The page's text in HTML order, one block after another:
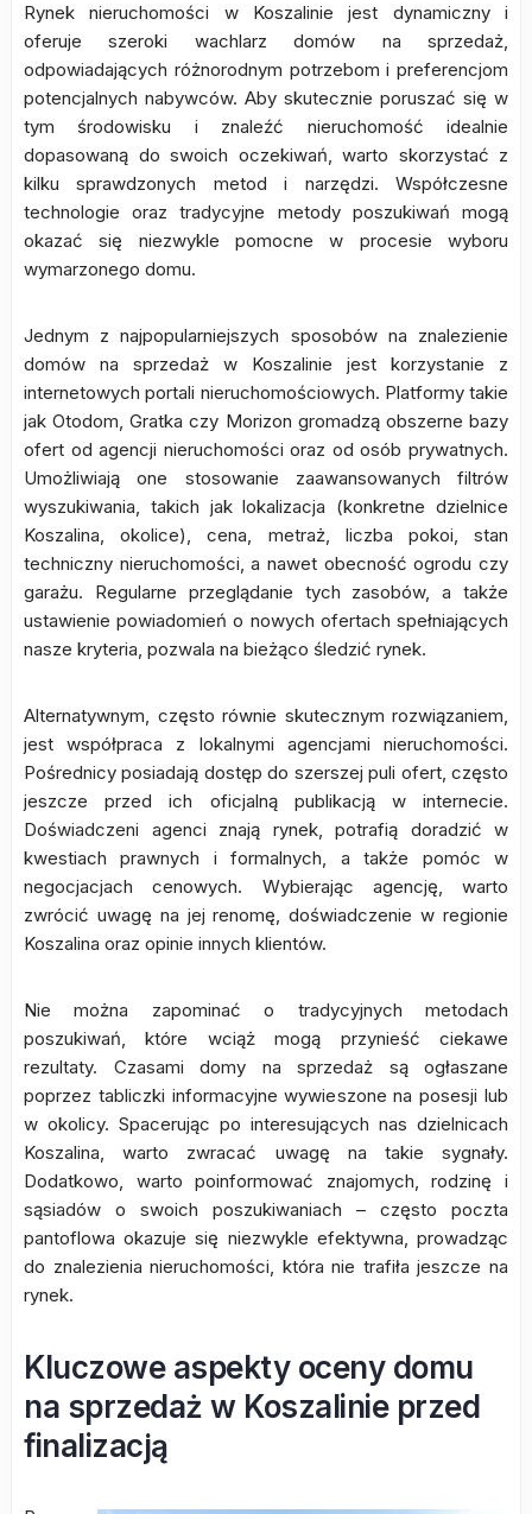
Rynek nieruchomości w Koszalinie jest dynamiczny i
oferuje szeroki wachlarz domów na sprzedaż,
odpowiadających różnorodnym potrzebom i preferencjom
potencjalnych nabywców. Aby skutecznie poruszać się w
tym środowisku i znaleźć nieruchomość idealnie
dopasowaną do swoich oczekiwań, warto skorzystać z
kilku sprawdzonych metod i narzędzi. Współczesne
technologie oraz tradycyjne metody poszukiwań mogą
okazać się niezwykle pomocne w procesie wyboru
wymarzonego domu.
Jednym z najpopularniejszych sposobów na znalezienie
domów na sprzedaż w Koszalinie jest korzystanie z
internetowych portali nieruchomościowych. Platformy takie
jak Otodom, Gratka czy Morizon gromadzą obszerne bazy
ofert od agencji nieruchomości oraz od osób prywatnych.
Umożliwiają one stosowanie zaawansowanych filtrów
wyszukiwania, takich jak lokalizacja (konkretne dzielnice
Koszalina, okolice), cena, metraż, liczba pokoi, stan
techniczny nieruchomości, a nawet obecność ogrodu czy
garażu. Regularne przeglądanie tych zasobów, a także
ustawienie powiadomień o nowych ofertach spełniających
nasze kryteria, pozwala na bieżąco śledzić rynek.
Alternatywnym, często równie skutecznym rozwiązaniem,
jest współpraca z lokalnymi agencjami nieruchomości.
Pośrednicy posiadają dostęp do szerszej puli ofert, często
jeszcze przed ich oficjalną publikacją w internecie.
Doświadczeni agenci znają rynek, potrafią doradzić w
kwestiach prawnych i formalnych, a także pomóc w
negocjacjach cenowych. Wybierając agencję, warto
zwrócić uwagę na jej renomę, doświadczenie w regionie
Koszalina oraz opinie innych klientów.
Nie można zapominać o tradycyjnych metodach
poszukiwań, które wciąż mogą przynieść ciekawe
rezultaty. Czasami domy na sprzedaż są ogłaszane
poprzez tabliczki informacyjne wywieszone na posesji lub
w okolicy. Spacerując po interesujących nas dzielnicach
Koszalina, warto zwracać uwagę na takie sygnały.
Dodatkowo, warto poinformować znajomych, rodzinę i
sąsiadów o swoich poszukiwaniach – często poczta
pantoflowa okazuje się niezwykle efektywna, prowadząc
do znalezienia nieruchomości, która nie trafiła jeszcze na
rynek.
Kluczowe aspekty oceny domu
na sprzedaż w Koszalinie przed
finalizacją